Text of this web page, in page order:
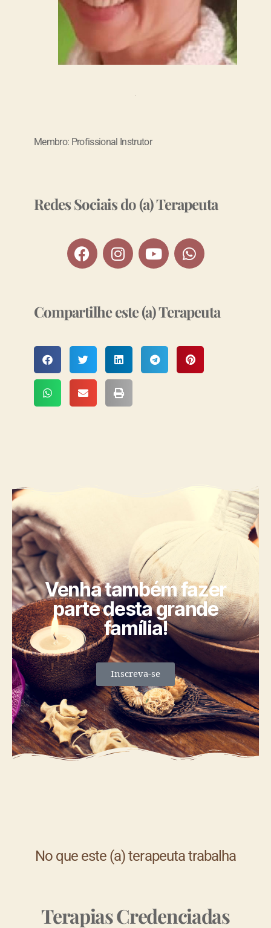
Membro: Profissional Instrutor
Redes Sociais do (a) Terapeuta
Compartilhe este (a) Terapeuta
Venha também fazer
parte desta grande
família!
Inscreva-se
No que este (a) terapeuta trabalha
Terapias Credenciadas